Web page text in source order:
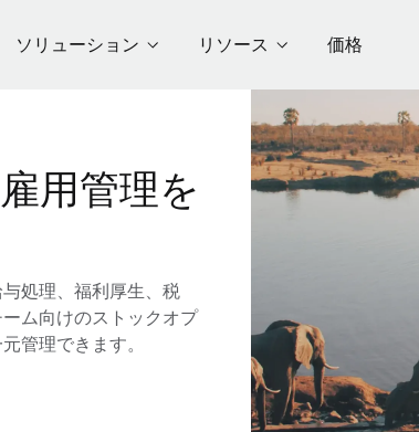
ソリューション リソース 価格
用管理を
処理、福利厚生、税
ム向けのストックオプ
管理できます。